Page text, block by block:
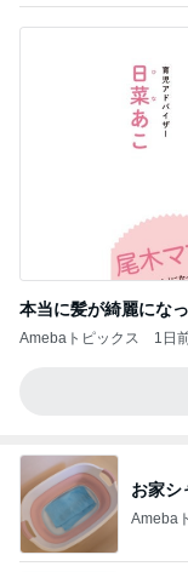
本当に髪が綺麗にな
Amebaトピックス 1日
お家シ
Ameba